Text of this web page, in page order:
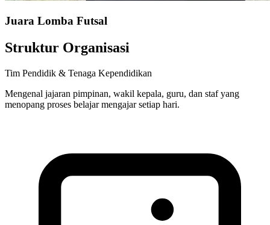
Juara Lomba Futsal
Struktur Organisasi
Tim Pendidik & Tenaga Kependidikan
Mengenal jajaran pimpinan, wakil kepala, guru, dan staf yang
menopang proses belajar mengajar setiap hari.